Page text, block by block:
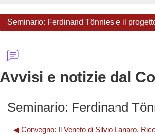
Seminario: Ferdinand Tönnies e il
Avvisi e notizie dal
Seminario: Ferdinand
◀︎ Convegno: Il Veneto di Silvio Lanaro.